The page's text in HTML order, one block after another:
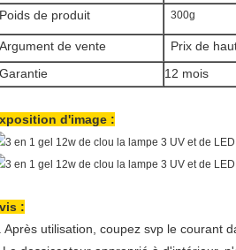
Poids de produit 300g
Argument de vente
Prix de
Garantie
12 mois
d'image :
:
Après utilisation, coupez svp le courant